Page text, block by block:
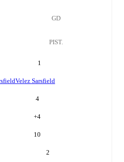
GD
PIST.
1
Velez Sarsfield
4
+4
10
2